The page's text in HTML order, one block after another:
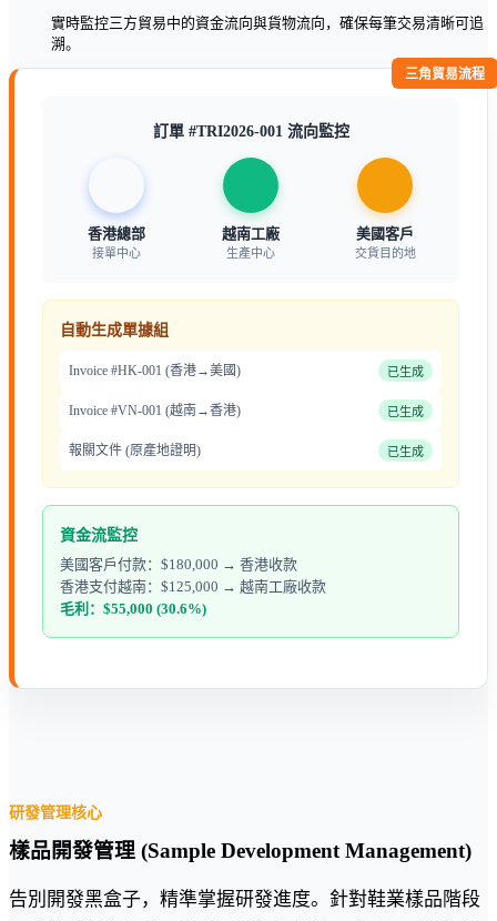
實時監控三方貿易中的資金流向與貨物流向，確保每筆交易清晰可追
溯。
三角貿易流程
訂單 #TRI2026-001 流向監控
香港總部
接單中心
越南工廠
生產中心
美國客戶
交貨目的地
自動生成單據組
Invoice #HK-001 (香港→美國) 已生成
Invoice #VN-001 (越南→香港) 已生成
報關文件 (原產地證明) 已生成
資金流監控
美國客戶付款：$180,000 → 香港收款
香港支付越南：$125,000 → 越南工廠收款
毛利：$55,000 (30.6%)
研發管理核心
樣品開發管理 (Sample Development Management)
告別開發黑盒子，精準掌握研發進度。針對鞋業樣品階段